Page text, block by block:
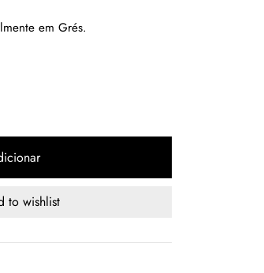
em Grés.
to wishlist